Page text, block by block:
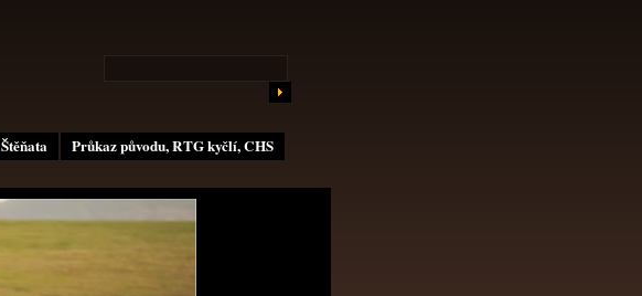
Štěňata
Průkaz původu, RTG kyčlí, CHS